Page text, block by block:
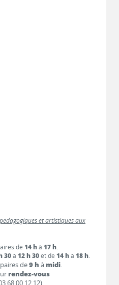
et artistiques aux
de 14 hà 17 h.
30à 12 h 30et de 14 hà 18 h.
de9 h à midi.
rendez-vous
68 00 12 12).